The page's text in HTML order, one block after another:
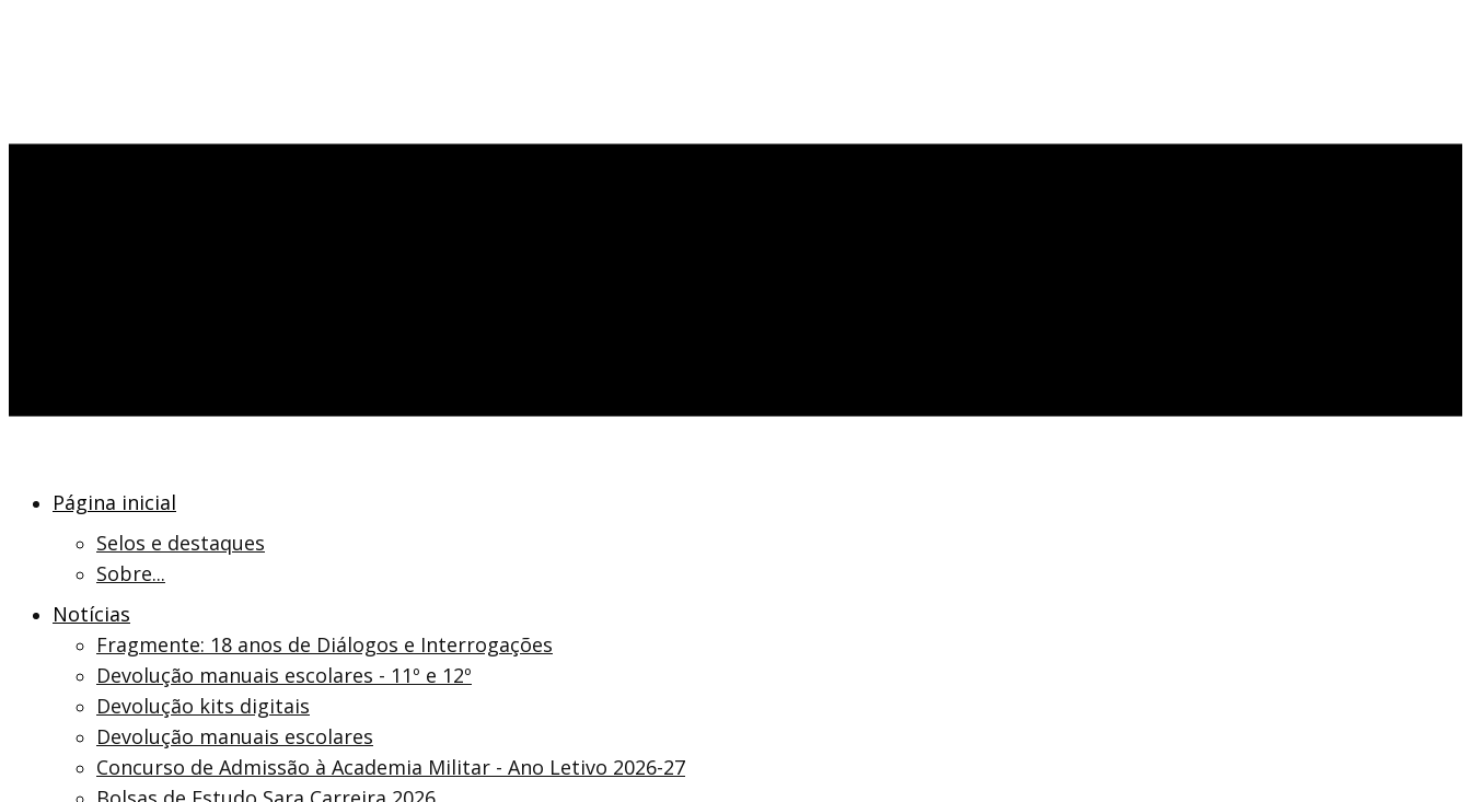
Página inicial
Selos e destaques
Sobre...
Notícias
Fragmente: 18 anos de Diálogos e Interrogações
Devolução manuais escolares - 11º e 12º
Devolução kits digitais
Devolução manuais escolares
Concurso de Admissão à Academia Militar - Ano Letivo 2026-27